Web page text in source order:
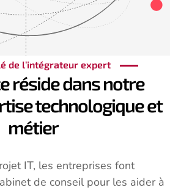
de l’intégrateur expert
réside dans notre
technologique et
métier
IT, les entreprises font
de conseil pour les aider à